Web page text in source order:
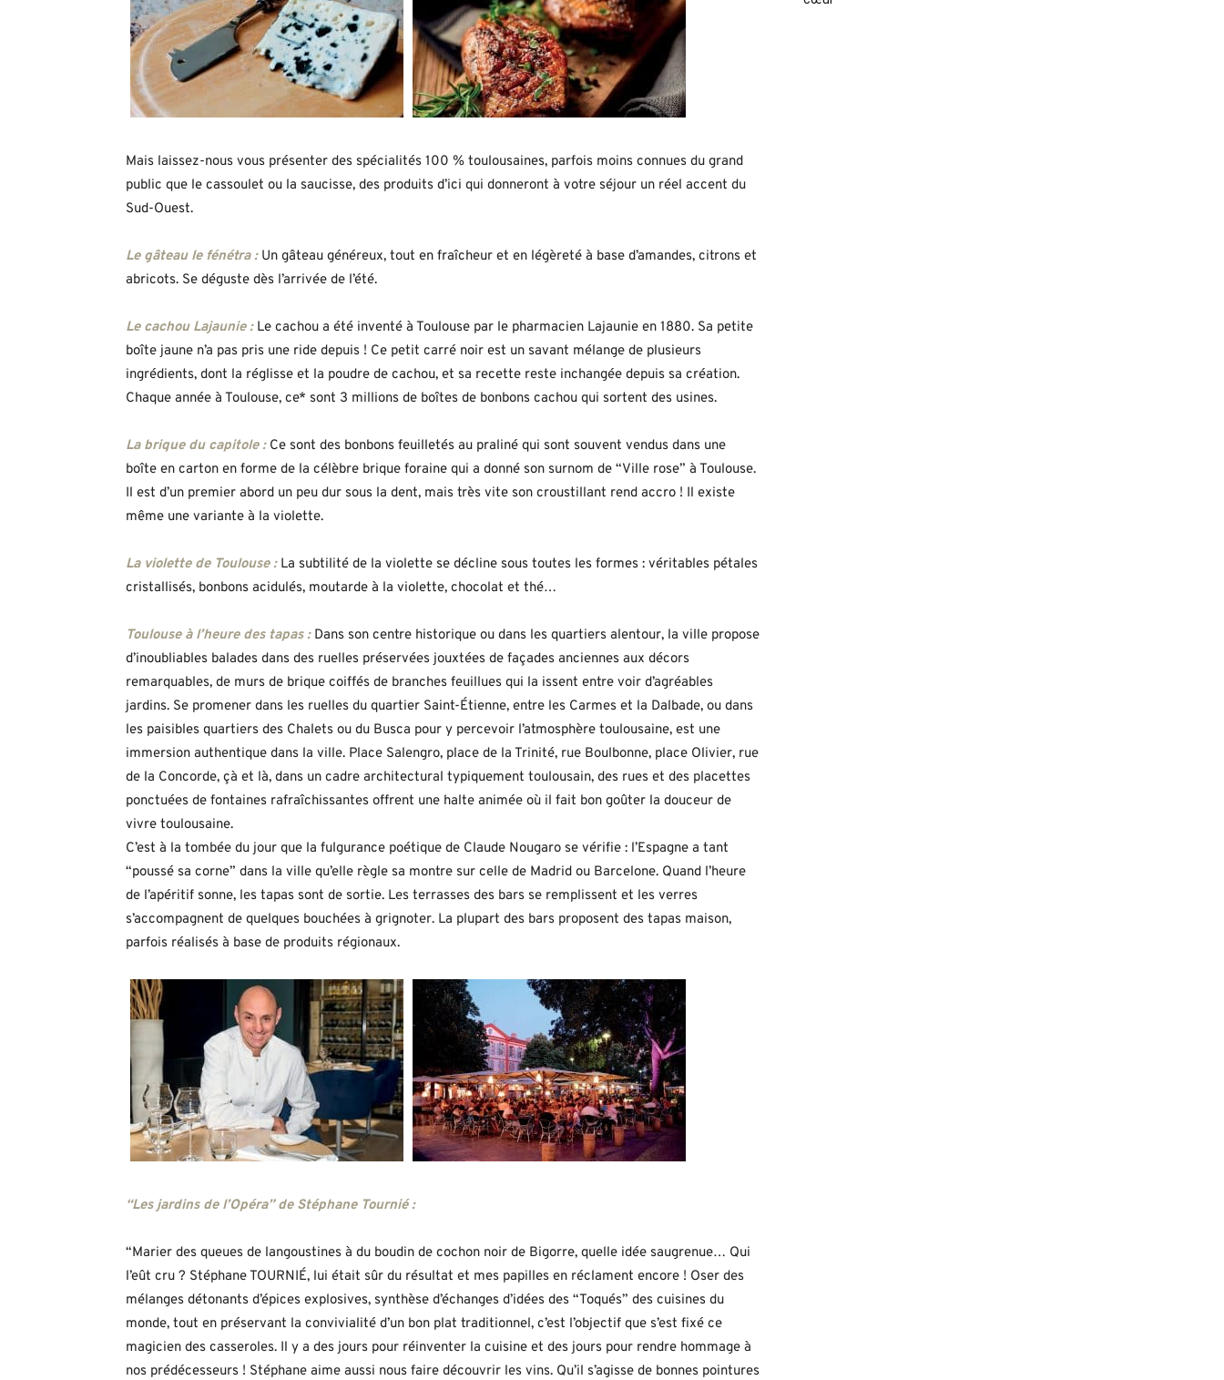
Mais laissez-nous vous présenter des spécialités 100 % toulousaines, parfois moins connues du grand
public que le cassoulet ou la saucisse, des produits d’ici qui donneront à votre séjour un réel accent du
Sud-Ouest.
Le gâteau le fénétra :Un gâteau généreux, tout en fraîcheur et en légèreté à base d’amandes, citrons et
abricots. Se déguste dès l’arrivée de l’été.
Le cachouLajaunie : Le cachou a été inventé à Toulouse par le pharmacien Lajaunie en 1880. Sa petite
boîte jaune n’a pas pris une ride depuis ! Ce petit carré noir est un savant mélange de plusieurs
ingrédients, dont la réglisse et la poudre de cachou, et sa recette reste inchangée depuis sa création.
Chaque année à Toulouse, ce* sont 3 millions de boîtes de bonbons cachou qui sortent des usines.
La brique du capitole : Ce sont des bonbons feuilletés au praliné qui sont souvent vendus dans une
boîte en carton en forme de la célèbre brique foraine qui a donné son surnom de “Ville rose” à Toulouse.
Il est d’un premier abord un peu dur sous la dent, mais très vite son croustillant rend accro ! Il existe
même une variante à la violette.
La violette de Toulouse : La subtilité de la violette se décline sous toutes les formes : véritables pétales
cristallisés, bonbons acidulés, moutarde à la violette, chocolat et thé…
Toulouse à l’heure des tapas : Dans son centre historique ou dans les quartiers alentour, la ville propose
d’inoubliables balades dans des ruelles préservées jouxtées de façades anciennes aux décors
remarquables, de murs de brique coiffés de branches feuillues qui la issent entre voir d’agréables
jardins. Se promener dans les ruelles du quartier Saint-Étienne, entre les Carmes et la Dalbade, ou dans
les paisibles quartiers des Chalets ou du Busca pour y percevoir l’atmosphère toulousaine, est une
immersion authentique dans la ville. Place Salengro, place de la Trinité, rue Boulbonne, place Olivier, rue
de la Concorde, çà et là, dans un cadre architectural typiquement toulousain, des rues et des placettes
ponctuées de fontaines rafraîchissantes offrent une halte animée où il fait bon goûter la douceur de
vivre toulousaine.
C’est à la tombée du jour que la fulgurance poétique de Claude Nougaro se vérifie : l’Espagne a tant
“poussé sa corne” dans la ville qu’elle règle sa montre sur celle de Madrid ou Barcelone. Quand l’heure
de l’apéritif sonne, les tapas sont de sortie. Les terrasses des bars se remplissent et les verres
s’accompagnent de quelques bouchées à grignoter. La plupart des bars proposent des tapas maison,
parfois réalisés à base de produits régionaux.
“Les jardins de l’Opéra” de Stéphane Tournié :
“Marier des queues de langoustines à du boudin de cochon noir de Bigorre, quelle idée saugrenue… Qui
l’eût cru ? Stéphane TOURNIÉ, lui était sûr du résultat et mes papilles en réclament encore ! Oser des
mélanges détonants d’épices explosives, synthèse d’échanges d’idées des “Toqués” des cuisines du
monde, tout en préservant la convivialité d’un bon plat traditionnel, c’est l’objectif que s’est fixé ce
magicien des casseroles. Il y a des jours pour réinventer la cuisine et des jours pour rendre hommage à
nos prédécesseurs ! Stéphane aime aussi nous faire découvrir les vins. Qu’il s’agisse de bonnes pointures